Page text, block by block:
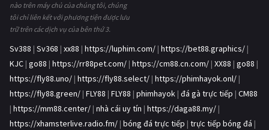
nào trên máy chủ của chúng tôi, chúng
tôi chỉ liên kết với phương tiện được lưu
trữ trên các dịch vụ của bên thứ 3.
Sv388 | Sv368 | xx88 | https://luphim.com/ | https://bet88.graphics/ |
KJC | go88 | https://rr88pet.com/ | https://cm88.cn.com/ | XX88 | go88 |
https://fly88.uno/ | https://fly88.select/ | https://phimhayok.onl/ |
https://fly88.green/ | FLY88 | FLY88 | phimhayok | đá gà trực tiếp | CM88
| https://mm88.center/ | nhà cái uy tín | https://daga88.my/ |
https://xhamsterlive.radio.fm/ | bóng đá trực tiếp | trực tiếp bóng đá |